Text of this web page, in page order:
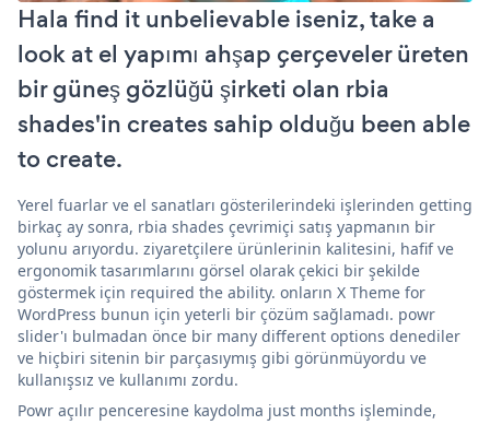
Hala find it unbelievable iseniz, take a
look at el yapımı ahşap çerçeveler üreten
bir güneş gözlüğü şirketi olan rbia
shades'in creates sahip olduğu been able
to create.
Yerel fuarlar ve el sanatları gösterilerindeki işlerinden getting
birkaç ay sonra, rbia shades çevrimiçi satış yapmanın bir
yolunu arıyordu. ziyaretçilere ürünlerinin kalitesini, hafif ve
ergonomik tasarımlarını görsel olarak çekici bir şekilde
göstermek için required the ability. onların X Theme for
WordPress bunun için yeterli bir çözüm sağlamadı. powr
slider'ı bulmadan önce bir many different options denediler
ve hiçbiri sitenin bir parçasıymış gibi görünmüyordu ve
kullanışsız ve kullanımı zordu.
Powr açılır penceresine kaydolma just months işleminde,